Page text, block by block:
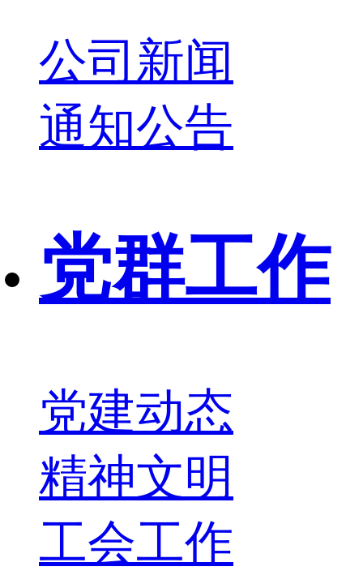
公司新闻
通知公告
党群工作
党建动态
精神文明
工会工作